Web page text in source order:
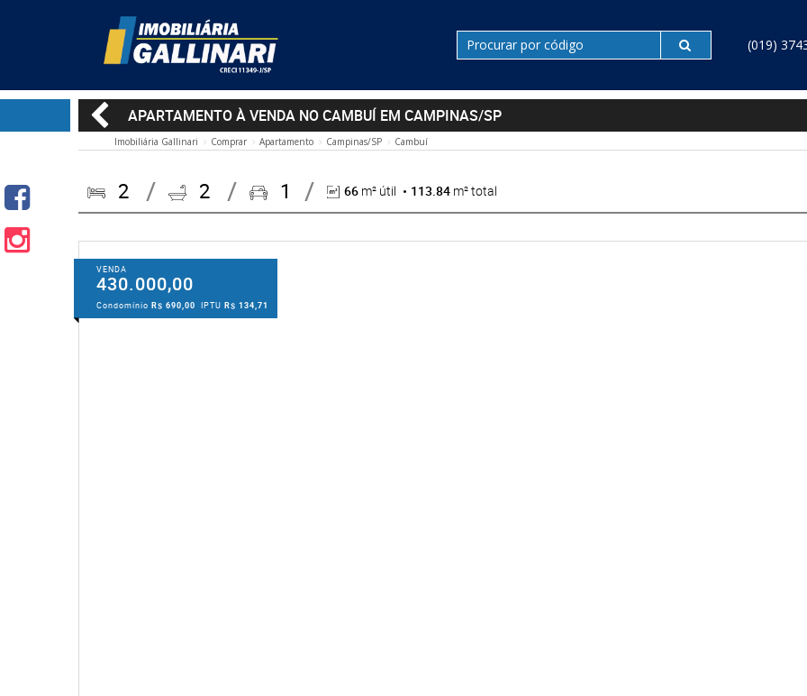
(019)
APARTAMENTO À VENDA NO CAMBUÍ EM CAMPINAS/SP
Imobiliária Gallinari Comprar Apartamento Campinas/SP Cambuí
2 2 1 66 m² útil 113.84 m² total
VENDA
430.000,00
Condomínio R$ 690,00 IPTU R$ 134,71